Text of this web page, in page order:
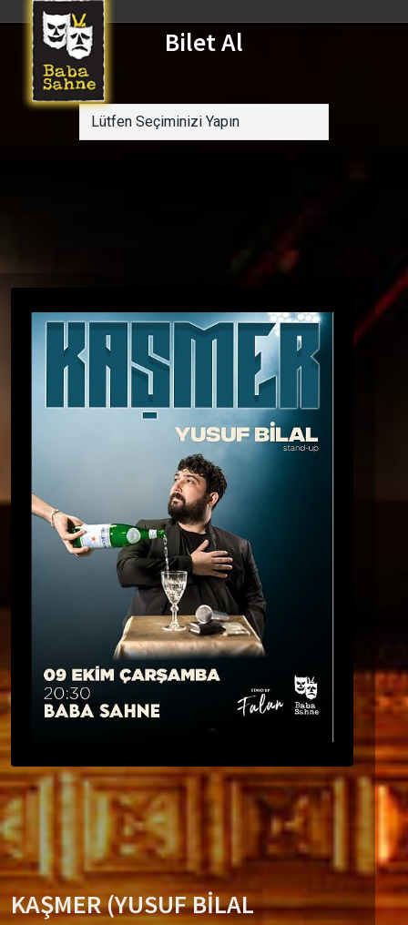
Bilet Al
KAŞMER (YUSUF BİLAL